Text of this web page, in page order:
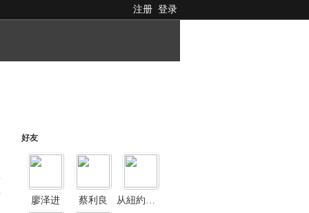
注册 登录
好友
廖泽进 蔡利良 从紐約飞瀋陽